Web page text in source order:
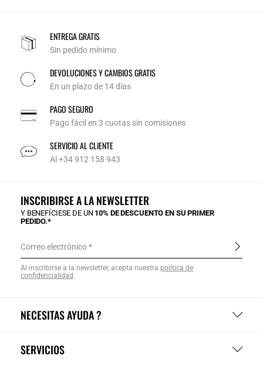
ENTREGA GRATIS
Sin pedido mínimo
DEVOLUCIONES Y CAMBIOS GRATIS
En un plazo de 14 días
PAGO SEGURO
Pago fácil en 3 cuotas sin comisiones
SERVICIO AL CLIENTE
Al +34 912 158 943
NECESITAS AYUDA ?
SERVICIOS
INSCRIBIRSE A LA NEWSLETTER
Y BENEFÍCIESE DE UN 10% DE DESCUENTO EN SU PRIMER
PEDIDO.*
Correo electrónico
Al inscribirse a la newsletter, acepta nuestra política de
confidencialidad .